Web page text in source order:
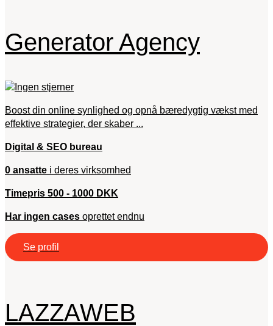
Generator Agency
Boost din online synlighed og opnå bæredygtig vækst med
effektive strategier, der skaber ...
Digital & SEO bureau
0 ansatte i deres virksomhed
Timepris 500 - 1000 DKK
Har ingen cases oprettet endnu
Se profil
LAZZAWEB